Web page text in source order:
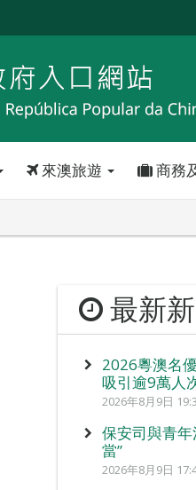
來澳旅遊 商務
最新
2026粵澳名
吸引逾9萬人
2026年8月9日
保安司與青
當”
2026年8月9日